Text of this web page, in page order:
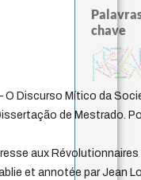
O Discurso Mítico da
de Mestrado.
aux
et annotée par Jean
chave
fundamentalismo
jacobiprotágoras
experiência temporal
metafísica do tempo
género idade
intolerância homem-
j.c.m. neto
palavra
perdón leyes
violencia
guayaquil
logos
direito romano
lei acquaintance
pensamento singular
desejo
sacrifício
mind
therapy
realidad